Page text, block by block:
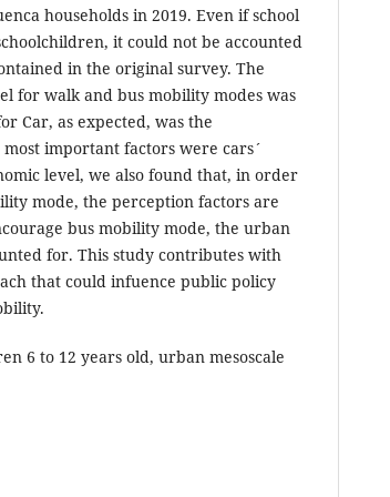
households in 2019. Even if school
it could not be accounted
in the original survey. The
for walk and bus mobility modes was
Car, as expected, was the
important factors were cars´
level, we also found that, in order
mode, the perception factors are
bus mobility mode, the urban
for. This study contributes with
that could infuence public policy
6 to 12 years old, urban mesoscale